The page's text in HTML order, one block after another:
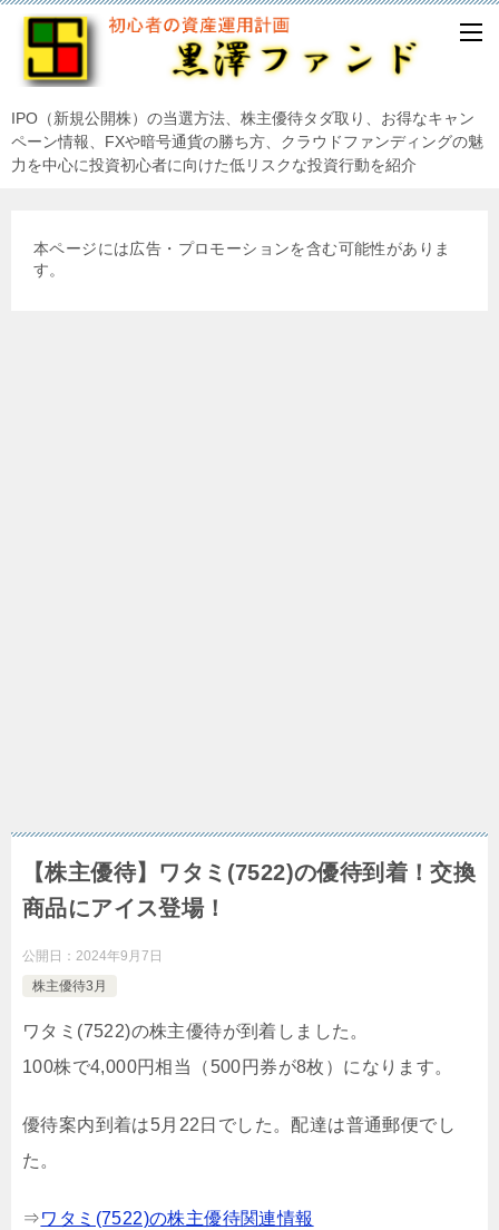
IPO（新規公開株）の当選方法、株主優待タダ取り、お得なキャン
ペーン情報、FXや暗号通貨の勝ち方、クラウドファンディングの魅
力を中心に投資初心者に向けた低リスクな投資行動を紹介
本ページには広告・プロモーションを含む可能性がありま
す。
【株主優待】ワタミ(7522)の優待到着！交換
商品にアイス登場！
公開日： 2024年9月7日
株主優待3月
ワタミ(7522)の株主優待が到着しました。
100株で4,000円相当（500円券が8枚）になります。
優待案内到着は5月22日でした。配達は普通郵便でし
た。
⇒ワタミ(7522)の株主優待関連情報